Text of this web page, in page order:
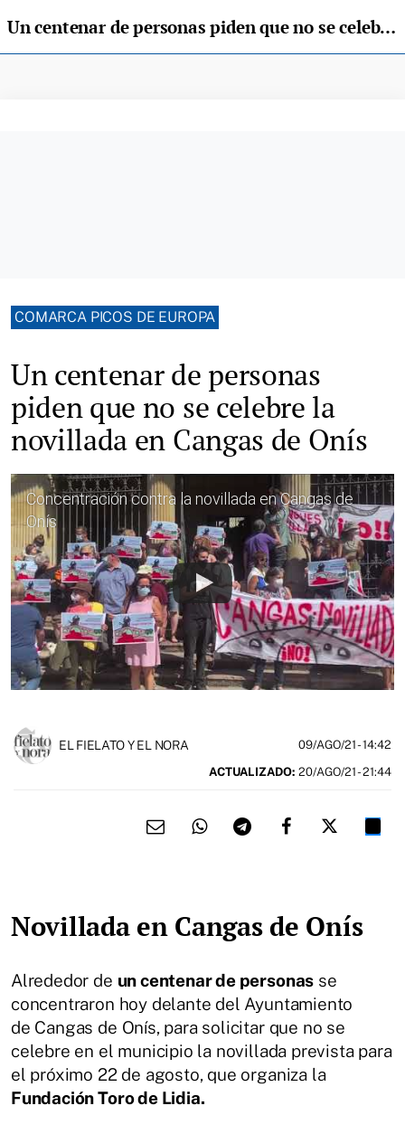
Un centenar de personas piden que no se celebre la novillada en Cangas de Onís
COMARCA PICOS DE EUROPA
Un centenar de personas
piden que no se celebre la
novillada en Cangas de Onís
Concentración contra la novillada en Cangas de
Onís
EL FIELATO Y EL NORA 09/AGO/21- 14:42
ACTUALIZADO: 20/AGO/21 - 21:44
Novillada en Cangas de Onís
Alrededor de un centenar de personas se
concentraron hoy delante del Ayuntamiento
de Cangas de Onís, para solicitar que no se
celebre en el municipio la novillada prevista para
el próximo 22 de agosto, que organiza la
Fundación Toro de Lidia.